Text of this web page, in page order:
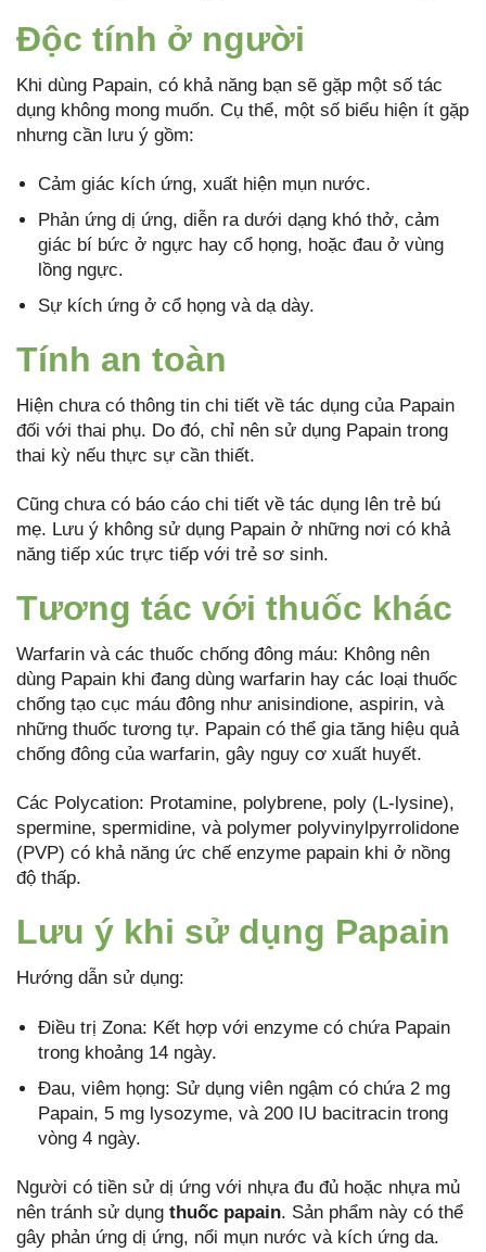
Độc tính ở người
Khi dùng Papain, có khả năng bạn sẽ gặp một số tác
dụng không mong muốn. Cụ thể, một số biểu hiện ít gặp
nhưng cần lưu ý gồm:
Cảm giác kích ứng, xuất hiện mụn nước.
Phản ứng dị ứng, diễn ra dưới dạng khó thở, cảm
giác bí bức ở ngực hay cổ họng, hoặc đau ở vùng
lồng ngực.
Sự kích ứng ở cổ họng và dạ dày.
Tính an toàn
Hiện chưa có thông tin chi tiết về tác dụng của Papain
đối với thai phụ. Do đó, chỉ nên sử dụng Papain trong
thai kỳ nếu thực sự cần thiết.
Cũng chưa có báo cáo chi tiết về tác dụng lên trẻ bú
mẹ. Lưu ý không sử dụng Papain ở những nơi có khả
năng tiếp xúc trực tiếp với trẻ sơ sinh.
Tương tác với thuốc khác
Warfarin và các thuốc chống đông máu: Không nên
dùng Papain khi đang dùng warfarin hay các loại thuốc
chống tạo cục máu đông như anisindione, aspirin, và
những thuốc tương tự. Papain có thể gia tăng hiệu quả
chống đông của warfarin, gây nguy cơ xuất huyết.
Các Polycation: Protamine, polybrene, poly (L-lysine),
spermine, spermidine, và polymer polyvinylpyrrolidone
(PVP) có khả năng ức chế enzyme papain khi ở nồng
độ thấp.
Lưu ý khi sử dụng Papain
Hướng dẫn sử dụng:
Điều trị Zona: Kết hợp với enzyme có chứa Papain
trong khoảng 14 ngày.
Đau, viêm họng: Sử dụng viên ngậm có chứa 2 mg
Papain, 5 mg lysozyme, và 200 IU bacitracin trong
vòng 4 ngày.
Người có tiền sử dị ứng với nhựa đu đủ hoặc nhựa mủ
nên tránh sử dụng thuốc papain. Sản phẩm này có thể
gây phản ứng dị ứng, nổi mụn nước và kích ứng da.